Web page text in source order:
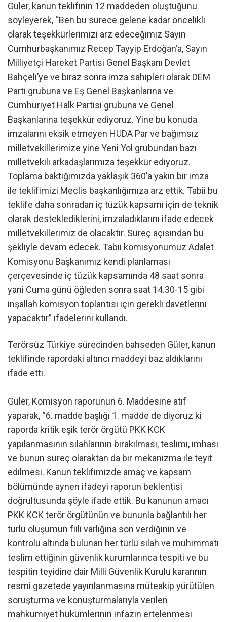
Güler, kanun teklifinin 12 maddeden oluştuğunu
söyleyerek, “Ben bu sürece gelene kadar öncelikli
olarak teşekkürlerimizi arz edeceğimiz Sayın
Cumhurbaşkanımız Recep Tayyip Erdoğan’a, Sayın
Milliyetçi Hareket Partisi Genel Başkanı Devlet
Bahçeli’ye ve biraz sonra imza sahipleri olarak DEM
Parti grubuna ve Eş Genel Başkanlarına ve
Cumhuriyet Halk Partisi grubuna ve Genel
Başkanlarına teşekkür ediyoruz. Yine bu konuda
imzalarını eksik etmeyen HÜDA Par ve bağımsız
milletvekillerimize yine Yeni Yol grubundan bazı
milletvekili arkadaşlarımıza teşekkür ediyoruz.
Toplama baktığımızda yaklaşık 360’a yakın bir imza
ile teklifimizi Meclis başkanlığımıza arz ettik. Tabii bu
teklife daha sonradan iç tüzük kapsamı için de teknik
olarak desteklediklerini, imzaladıklarını ifade edecek
milletvekillerimiz de olacaktır. Süreç açısından bu
şekliyle devam edecek. Tabii komisyonumuz Adalet
Komisyonu Başkanımız kendi planlaması
çerçevesinde iç tüzük kapsamında 48 saat sonra
yani Cuma günü öğleden sonra saat 14.30-15 gibi
inşallah komisyon toplantısı için gerekli davetlerini
yapacaktır” ifadelerini kullandı.
Terörsüz Türkiye sürecinden bahseden Güler, kanun
teklifinde rapordaki altıncı maddeyi baz aldıklarını
ifade etti.
Güler, Komisyon raporunun 6. Maddesine atıf
yaparak, “6. madde başlığı 1. madde de diyoruz ki
raporda kritik eşik terör örgütü PKK KCK
yapılanmasının silahlarının bırakılması, teslimi, imhası
ve bunun süreç olaraktan da bir mekanizma ile teyit
edilmesi. Kanun teklifimizde amaç ve kapsam
bölümünde aynen ifadeyi raporun beklentisi
doğrultusunda şöyle ifade ettik. Bu kanunun amacı
PKK KCK terör örgütünün ve bununla bağlantılı her
türlü oluşumun fiili varlığına son verdiğinin ve
kontrolü altında bulunan her türlü silah ve mühimmatı
teslim ettiğinin güvenlik kurumlarınca tespiti ve bu
tespitin teyidine dair Milli Güvenlik Kurulu kararının
resmi gazetede yayınlanmasına müteakip yürütülen
soruşturma ve konuşturmalarıyla verilen
mahkumiyet hükümlerinin infazın ertelenmesi